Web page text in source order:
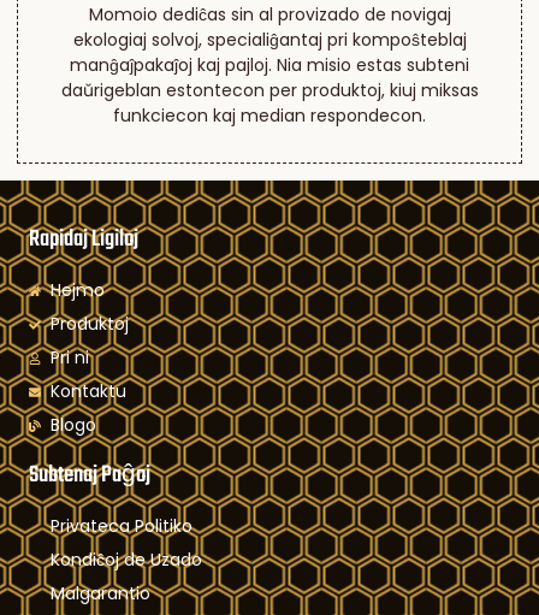
Momoio dediĉas sin al provizado de novigaj
ekologiaj solvoj, specialiĝantaj pri kompoŝteblaj
manĝaĵpakaĵoj kaj pajloj. Nia misio estas subteni
daŭrigeblan estontecon per produktoj, kiuj miksas
funkciecon kaj median respondecon.
Rapidaj Ligiloj
Hejmo
Produktoj
Pri ni
Kontaktu
Blogo
Subtenaj Paĝoj
Privateca Politiko
Kondiĉoj de Uzado
Malgarantio